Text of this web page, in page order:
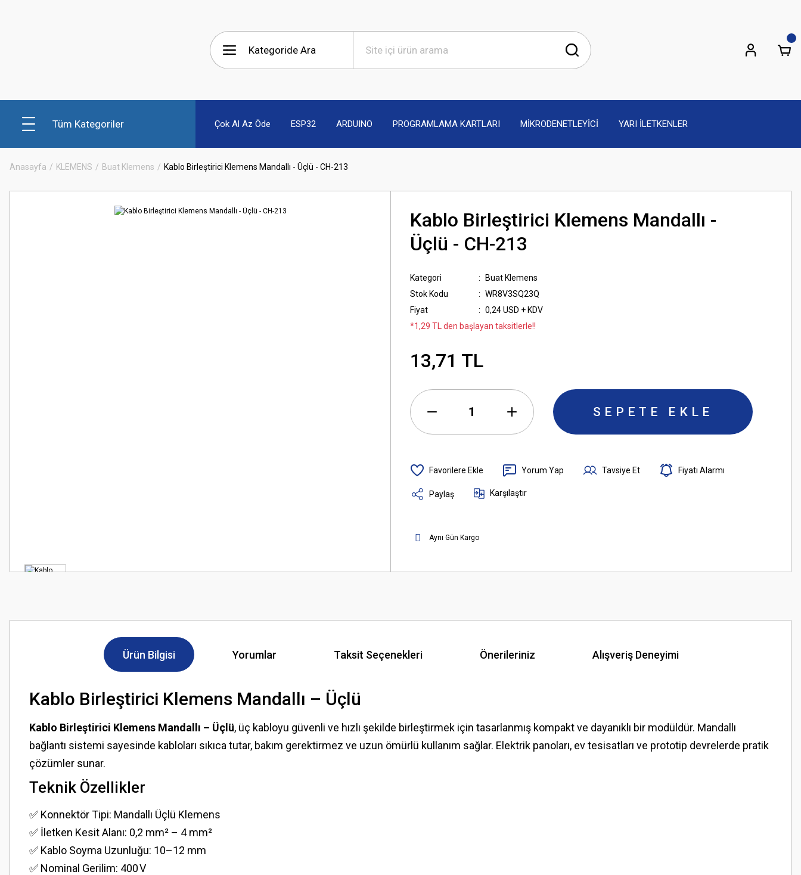
Tüm Kategoriler Çok Al Az Öde ESP32 ARDUINO PROGRAMLAMA KARTLARI MİKRODENETLEYİCİ YARI İLETKENLER
Anasayfa KLEMENS Buat Klemens Kablo Birleştirici Klemens Mandallı - Üçlü - CH-213
Kablo Birleştirici Klemens Mandallı -
Üçlü - CH-213
Kategori
Buat Klemens
Stok Kodu
WR8V3SQ23Q
Fiyat
0,24 USD + KDV
*1,29 TL den başlayan taksitlerle!!
13,71 TL
SEPETE EKLE
Yorum Yap Tavsiye Et Fiyatı Alarmı
Paylaş Karşılaştır
Aynı Gün Kargo
Ürün Bilgisi Yorumlar Taksit Seçenekleri Önerileriniz Alışveriş Deneyimi
Kablo Birleştirici Klemens Mandallı – Üçlü
Kablo Birleştirici Klemens Mandallı – Üçlü, üç kabloyu güvenli ve hızlı şekilde birleştirmek için tasarlanmış kompakt ve dayanıklı bir modüldür. Mandallı
bağlantı sistemi sayesinde kabloları sıkıca tutar, bakım gerektirmez ve uzun ömürlü kullanım sağlar. Elektrik panoları, ev tesisatları ve prototip devrelerde pratik
çözümler sunar.
Teknik Özellikler
✅ Konnektör Tipi: Mandallı Üçlü Klemens
✅ İletken Kesit Alanı: 0,2 mm² – 4 mm²
✅ Kablo Soyma Uzunluğu: 10–12 mm
✅ Nominal Gerilim: 400 V